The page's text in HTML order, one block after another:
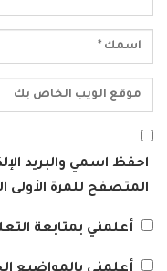
احفظ اسمي والبريد
المتصفح للمرة الأولى
أعلمني بمتابعة